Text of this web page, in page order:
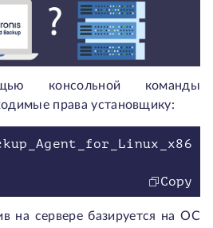
консольной команды
права установщику:
Copy
на сервере базируется на ОС